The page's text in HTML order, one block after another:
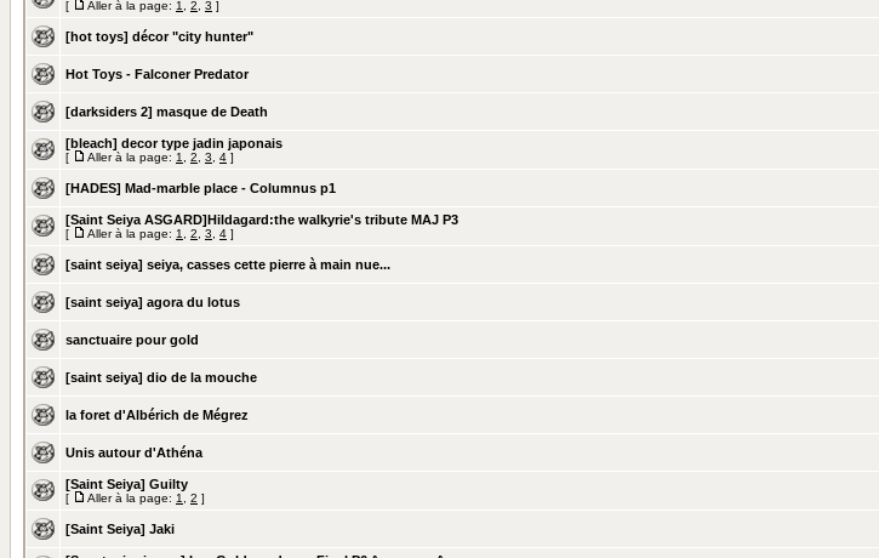
[ Aller à la page: 1 2 3 ]
[hot toys] décor "city hunter"
Hot Toys - Falconer Predator
[darksiders 2] masque de Death
[bleach] decor type jadin japonais
[ Aller à la page: 1 2 3 4 ]
[HADES] Mad-marble place - Columnus p1
[Saint Seiya ASGARD]Hildagard:the walkyrie's tribute MAJ P3
[ Aller à la page: 1 2 3 4 ]
[saint seiya] seiya, casses cette pierre à main nue...
[saint seiya] agora du lotus
sanctuaire pour gold
[saint seiya] dio de la mouche
la foret d'Albérich de Mégrez
Unis autour d'Athéna
[Saint Seiya] Guilty
[ Aller à la page: 1 2 ]
[Saint Seiya] Jaki